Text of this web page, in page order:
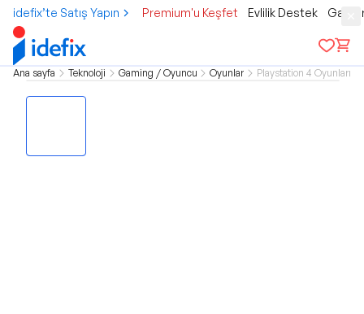
idefix’te Satış Yapın Premium'u Keşfet Evlilik Destek
Ana sayfa Teknoloji Gaming / Oyuncu Oyunlar Playstation 4 Oyunları